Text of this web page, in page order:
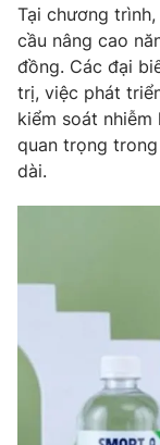
Tại chương
cầu nâng cao
đồng. Các đại
trị, việc phát
kiểm soát
quan trọng
dài.